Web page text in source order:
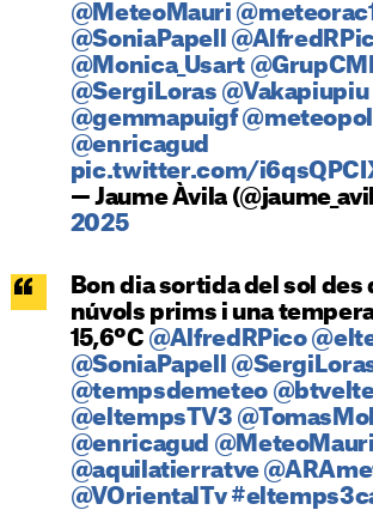
@MeteoMauri @meteorac1
@SoniaPapell
@Monica_Usart @GrupCMI
@SergiLoras @Vakapiupiu
@gemmapuigf
@enricagud
pic.twitter.com/
— Jaume Àvila
2025
Bon dia sortida del sol des
núvols prims i una
15,6ºC @AlfredRPico
@SoniaPapell
@tempsdemeteo
@eltempsTV3
@enricagud @MeteoMauri
@aquilatierratve
@VOrientalTv